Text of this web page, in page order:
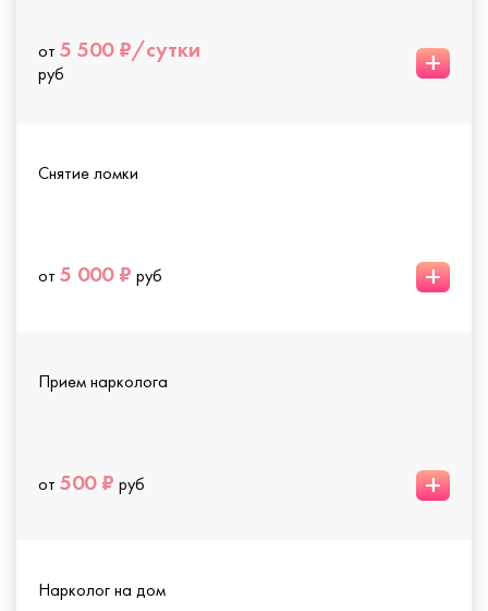
от 5 500 ₽/сутки
руб +
Снятие ломки
от 5 000 ₽ руб +
Прием нарколога
от 500 ₽ руб +
Нарколог на дом